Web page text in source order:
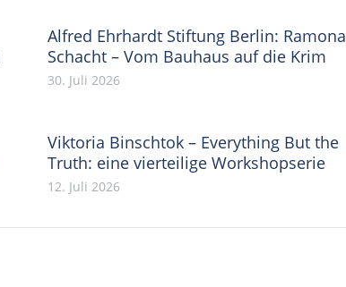
Alfred Ehrhardt Stiftung Berlin: Ramona
Schacht – Vom Bauhaus auf die Krim
30. Juli 2026
Viktoria Binschtok – Everything But the
Truth: eine vierteilige Workshopserie
12. Juli 2026